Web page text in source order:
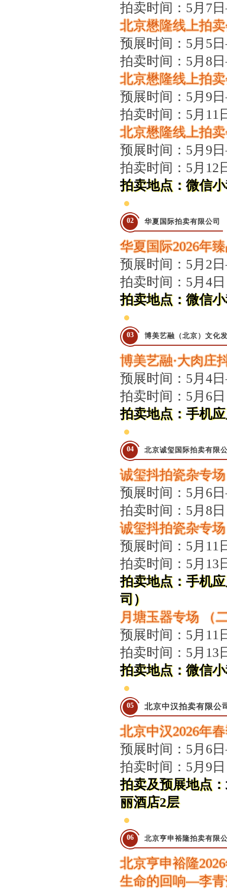
规范运营强基础 跨业合作促发展——联合党委第六联合党支部到北京国际会议展览
关于发布《北京地区文物艺术品拍卖佣（酬）金标准调查报告》的通知
“协会+媒体+法律联动”助力企业发展系列活动之十 ——走进会员单位北京恒泰博车
关于做好夏季防暑降温及汛期安全生产工作的通知
党建引领促发展 走访调研谋新篇 ——联合党委第六联合党支部走访北京市国际技术
关于发布2026年北京市信用承诺企业 拍卖企业（第二批）名单的公告
坚守人民立场 践行正确政绩观——北京拍卖协会流动党支部与第六流动联合党支部
压实安全责任 筑牢商务领域应急防线——北京拍卖协会参加全市商务领域“安全生产
艺术疗愈生活 展现积极人生 ——北京拍卖协会姚光锋会长一行参观刘双舟教授作品
强化内部监督机制 护航协会健康发展——北拍协第五届第四次监事会顺利召开
完善治理体系，研究发展重点，共促高质量发展——北京拍卖协会召开第五届第六次
强本领守底线 促行业提质效——协会张颖秘书长参训 助力拍卖交易高质量发展
党建引领促交流 产教融合共发展——联合党委委员、第六联合支部书记姚光锋参加
行业转型 服务为本——中益五福拍卖到访北拍协
关于开展2026年“诚信兴商”倡议企业征集活动的通知
党建引领聚合力 调研赋能促提升——北拍协党支部参加第一联合党委赴京客隆专题
发挥党建引领作用 聚合跨行业发展资源——北京市商业服务业行业协会第一联合党
深化数智交流 共促产教融合——姚光锋会长参加北工商商学院与中国国新举办的数
川流京华 共槌共赢——川京拍卖业务交流座谈会在成都召开
“协会+媒体+法律联动”助力企业发展系列活动之九——走进理事单位北京鸿盛祥国际
数智+拍卖 提升拍卖服务能力——姚光锋会长参加中拍协王波会长一行对阿里巴巴调
关于开展2026年度行业信用承诺活动的通知（第二批正式启动）
“协会+媒体+法律联动 助力企业发展”系列活动之八——走访会员单位北京懋隆拍卖有
北京拍卖协会会长姚光锋在2026年全国拍卖行业协会工作会上的交流发言稿
北京拍卖协会参加“2026年全国拍卖行业协会工作会”——姚光锋会长做交流发言
聚势 积微 修德 灵变——协会五届三次会员大会总结发言稿
关于北京地区拍卖企业安全生产和消防安全倡议书
拍卖时间：5月7
北京懋隆线上拍
预展时间：5月5
拍卖时间：5月8
北京懋隆线上拍
预展时间：5月9
拍卖时间：5月11
北京懋隆线上拍
预展时间：5月9
拍卖时间：5月12
拍卖地点：微信
02 华夏国际拍卖有限公司
华夏国际2026年
预展时间：5月2
拍卖时间：5月4日
拍卖地点： 微信
03 博美艺融（北京）文化
博美艺融·大肉庄
预展时间：5月4
拍卖时间：5月6日
拍卖地点：手机
04 北京诚玺国际拍卖有限
诚玺抖拍瓷杂专
预展时间：5月6
拍卖时间：5月8日
诚玺抖拍瓷杂专
预展时间：5月11
拍卖时间：5月13
拍卖地点：手机
司）
月塘玉器专场 （
预展时间：5月11
拍卖时间：5月13
拍卖地点： 微信
05 北京中汉拍卖有限公
北京中汉2026年
预展时间：5月6
拍卖时间：5月9日
拍卖及预展地点
丽酒店2层
06 北京亨申裕隆拍卖有限
北京亨申裕隆
生命的回响—李